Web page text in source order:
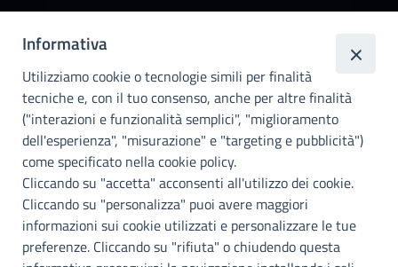
metropolitana di
Palermo
Info e contatti
Città Metropoliitana di Palermo
Via Maqueda, 100 - 90134 - Palermo
Cod. Fisc. 80021470820
PEC: cm.pa@cert.cittametropolitana.pa.it
I nostri canali social
Informativa
Utilizziamo cookie o tecnologie simili per finalità
tecniche e, con il tuo consenso, anche per altre finalità
("interazioni e funzionalità semplici", "miglioramento
dell'esperienza", "misurazione" e "targeting e pubblicità")
come specificato nella cookie policy.
Cliccando su "accetta" acconsenti all'utilizzo dei cookie.
Cliccando su "personalizza" puoi avere maggiori
informazioni sui cookie utilizzati e personalizzare le tue
preferenze. Cliccando su "rifiuta" o chiudendo questa